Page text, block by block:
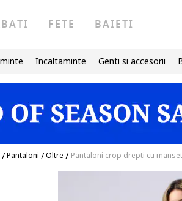
FETE BAIETI
Incaltaminte Genti si accesorii
/Pantaloni /Oltre / Pantaloni crop drepti cu